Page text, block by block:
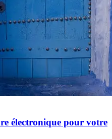
électronique pour votre